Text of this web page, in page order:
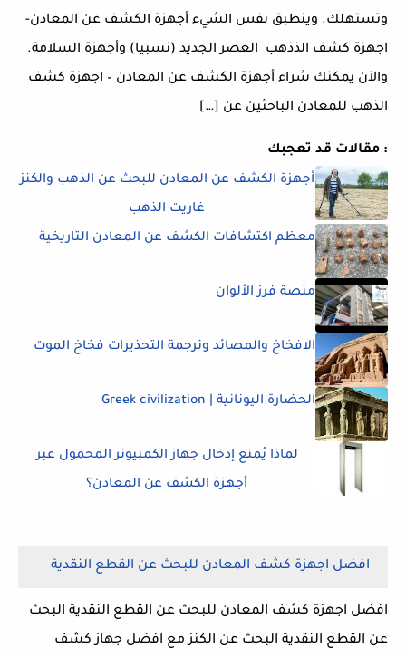
وتستهلك. وينطبق نفس الشيء أجهزة الكشف عن المعادن-
اجهزة كشف الذذهب العصر الجديد (نسبيا) وأجهزة السلامة.
والآن يمكنك شراء أجهزة الكشف عن المعادن – اجهزة كشف
الذهب للمعادن الباحثين عن […]
مقالات قد تعجبك :
أجهزة الكشف عن المعادن للبحث عن الذهب والكنز
غاريت الذهب
معظم اكتشافات الكشف عن المعادن التاريخية
منصة فرز الألوان
الافخاخ والمصائد وترجمة التحذيرات فخاخ الموت
الحضارة اليونانية | Greek civilization
لماذا يُمنع إدخال جهاز الكمبيوتر المحمول عبر
أجهزة الكشف عن المعادن؟
افضل اجهزة كشف المعادن للبحث عن القطع النقدية
افضل اجهزة كشف المعادن للبحث عن القطع النقدية البحث
عن القطع النقدية البحث عن الكنز مع افضل جهاز كشف